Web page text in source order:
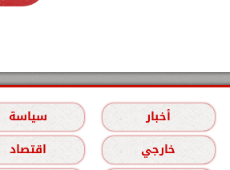
أخبار سياسة
خارجي اقتصاد